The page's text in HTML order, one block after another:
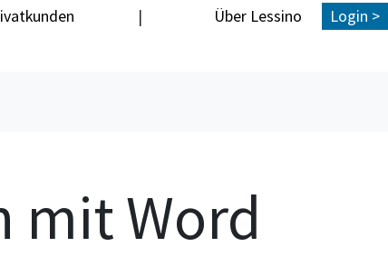
| Über Lessino Login >
mit Word